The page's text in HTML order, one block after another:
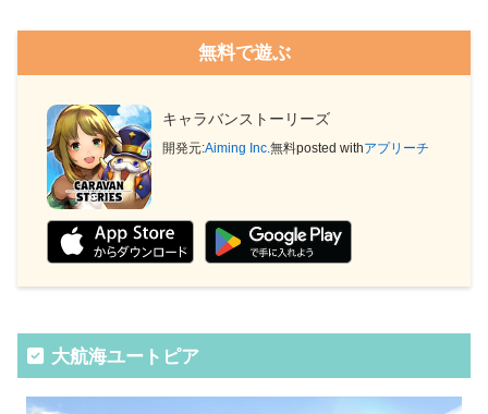
無料で遊ぶ
キャラバンストーリーズ
開発元:Aiming Inc. 無料posted withアプリーチ
大航海ユートピア